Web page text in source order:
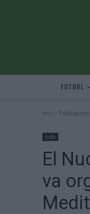
FUTBOL
Inici
Judo
El
va